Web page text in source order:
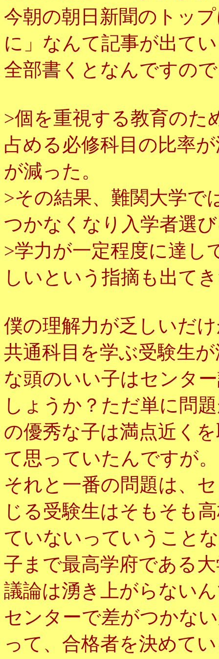
今朝の朝日新聞のトッ
に」なんて記事が出て
全部書くとなんですの
>個を重視する教育のた
占める必修科目の比率
が減った。
>その結果、難関大学で
つかなくなり入学者選
>学力が一定程度に達し
しいという指摘も出て
僕の理解力が乏しいだ
共通科目を学ぶ受験生
な頭のいい子はセンタ
しょうか？ただ単に問
の優秀な子は満点近く
て思っていたんですが。
それと一番の問題は、
じる受験生はそもそも
ていないっていうこと
子まで最高学府である
議論は湧き上がらない
センターで差がつかな
って、合格者を決めて